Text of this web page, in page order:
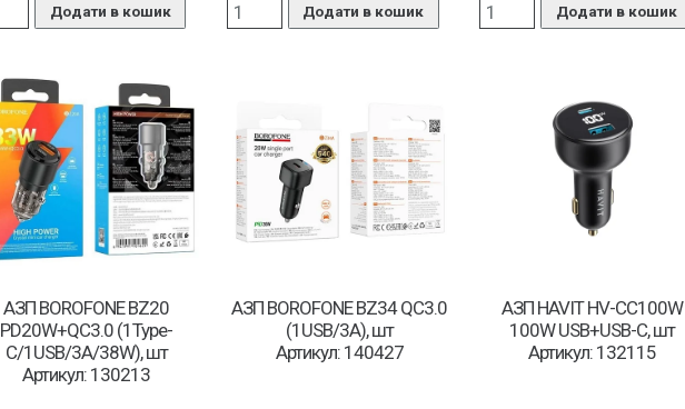
Додати в кошик Додати в кошик Додати в кошик
АЗП BOROFONE BZ20
PD20W+QC3.0 (1Type-
C/1USB/3A/38W), шт
Артикул: 130213
АЗП BOROFONE BZ34 QC3.0
(1USB/3A), шт
Артикул: 140427
АЗП HAVIT HV-CC100W
100W USB+USB-C, шт
Артикул: 132115